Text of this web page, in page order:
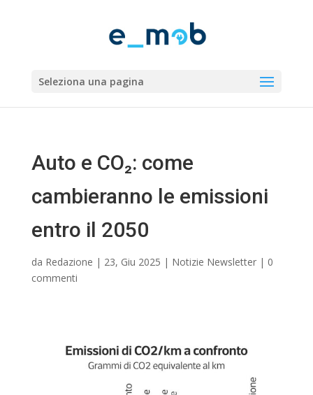
Seleziona una pagina
Auto e CO₂: come
cambieranno le emissioni
entro il 2050
da Redazione | 23, Giu 2025 | Notizie Newsletter| 0
commenti